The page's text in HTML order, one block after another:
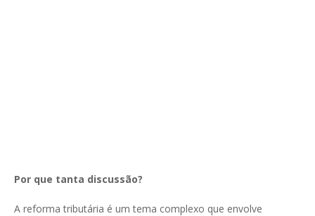
Por que tanta discussão?
A reforma tributária é um tema complexo que envolve